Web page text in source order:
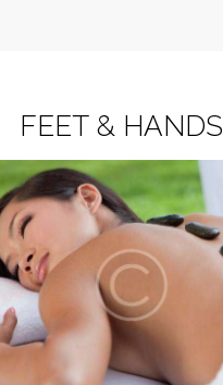
FEET & HANDS